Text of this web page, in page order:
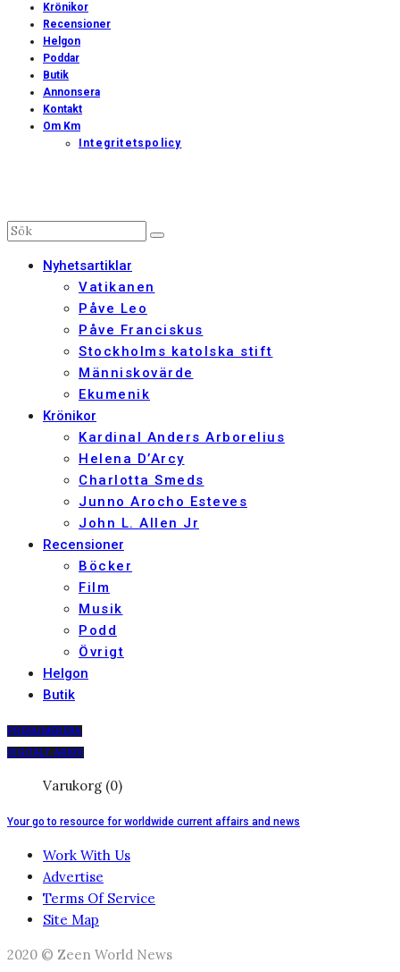
Krönikor
Recensioner
Helgon
Poddar
Butik
Annonsera
Kontakt
Om Km
Integritetspolicy
Nyhetsartiklar
Vatikanen
Påve Leo
Påve Franciskus
Stockholms katolska stift
Människovärde
Ekumenik
Krönikor
Kardinal Anders Arborelius
Helena D’Arcy
Charlotta Smeds
Junno Arocho Esteves
John L. Allen Jr
Recensioner
Böcker
Film
Musik
Podd
Övrigt
Helgon
Butik
PRENUMERERA
DIGITALT ARKIV
Varukorg (0)
Your go to resource for worldwide current affairs and news
Work With Us
Advertise
Terms Of Service
Site Map
2020 © Zeen World News